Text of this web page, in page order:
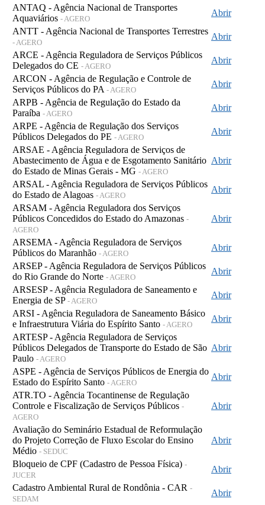
ANTAQ - Agência Nacional de Transportes
Aquaviários - AGERO
Abrir
ANTT - Agência Nacional de Transportes Terrestres
- AGERO
Abrir
ARCE - Agência Reguladora de Serviços Públicos
Delegados do CE - AGERO
Abrir
ARCON - Agência de Regulação e Controle de
Serviços Públicos do PA - AGERO
Abrir
ARPB - Agência de Regulação do Estado da
Paraíba - AGERO
Abrir
ARPE - Agência de Regulação dos Serviços
Públicos Delegados do PE - AGERO
Abrir
ARSAE - Agência Reguladora de Serviços de
Abastecimento de Água e de Esgotamento Sanitário
do Estado de Minas Gerais - MG - AGERO
Abrir
ARSAL - Agência Reguladora de Serviços Públicos
do Estado de Alagoas - AGERO
Abrir
ARSAM - Agência Reguladora dos Serviços
Públicos Concedidos do Estado do Amazonas -
AGERO
Abrir
ARSEMA - Agência Reguladora de Serviços
Públicos do Maranhão - AGERO
Abrir
ARSEP - Agência Reguladora de Serviços Públicos
do Rio Grande do Norte - AGERO
Abrir
ARSESP - Agência Reguladora de Saneamento e
Energia de SP - AGERO
Abrir
ARSI - Agência Reguladora de Saneamento Básico
e Infraestrutura Viária do Espírito Santo - AGERO
Abrir
ARTESP - Agência Reguladora de Serviços
Públicos Delegados de Transporte do Estado de São
Paulo - AGERO
Abrir
ASPE - Agência de Serviços Públicos de Energia do
Estado do Espírito Santo - AGERO
Abrir
ATR.TO - Agência Tocantinense de Regulação
Controle e Fiscalização de Serviços Públicos -
AGERO
Abrir
Avaliação do Seminário Estadual de Reformulação
do Projeto Correção de Fluxo Escolar do Ensino
Médio - SEDUC
Abrir
Bloqueio de CPF (Cadastro de Pessoa Física) -
JUCER
Abrir
Cadastro Ambiental Rural de Rondônia - CAR -
SEDAM
Abrir